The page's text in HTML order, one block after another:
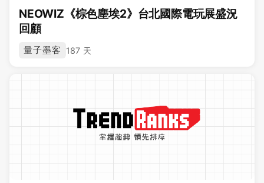
NEOWIZ《棕色塵埃2》台北國際電玩展盛況
回顧
量子墨客 187 天